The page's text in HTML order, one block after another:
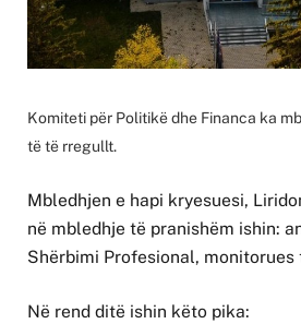
Komiteti për Politikë dhe Financa ka
të të rregullt.
Mbledhjen e hapi kryesuesi,
në mbledhje të pranishëm ishin:
Shërbimi Profesional, monitorues
Në rend ditë ishin këto pika: